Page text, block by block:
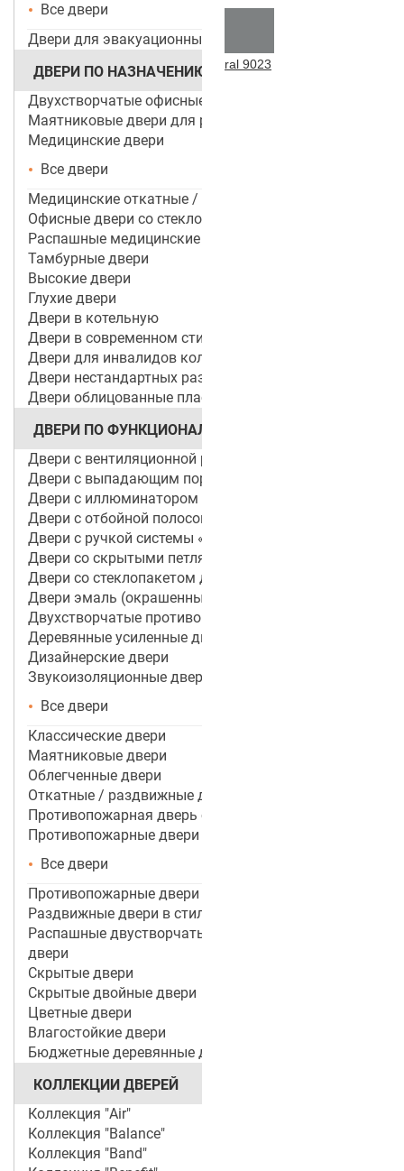
Все двери
Двери для эвакуационных выходов
ДВЕРИ ПО НАЗНАЧЕНИЮ
Двухстворчатые офисные двери
Маятниковые двери для ресторанов и кафе
Медицинские двери
Все двери
Медицинские откатные / раздвижные двери
Офисные двери со стеклом
Распашные медицинские двери
Тамбурные двери
Высокие двери
Глухие двери
Двери в котельную
Двери в современном стиле
Двери для инвалидов колясочников
Двери нестандартных размеров
Двери облицованные пластиком
ДВЕРИ ПО ФУНКЦИОНАЛУ
Двери с вентиляционной решеткой
Двери с выпадающим порогом / беспороговые
Двери с иллюминатором
Двери с отбойной полосой (пластиной)
Двери с ручкой системы «Антипаника»
Двери со скрытыми петлями
Двери со стеклопакетом для объектов
Двери эмаль (окрашенные по RAL)
Двухстворчатые противопожарные двери
Деревянные усиленные двери
Дизайнерские двери
Звукоизоляционные двери
Все двери
Классические двери
Маятниковые двери
Облегченные двери
Откатные / раздвижные двери
Противопожарная дверь со стеклом
Противопожарные двери
Все двери
Противопожарные двери ei 60
Раздвижные двери в стиле лофт
Распашные двустворчатые межкомнатные
двери
Скрытые двери
Скрытые двойные двери
Цветные двери
Влагостойкие двери
Бюджетные деревянные двери
КОЛЛЕКЦИИ ДВЕРЕЙ
Коллекция "Air"
Коллекция "Balance"
Коллекция "Band"
ral 9023